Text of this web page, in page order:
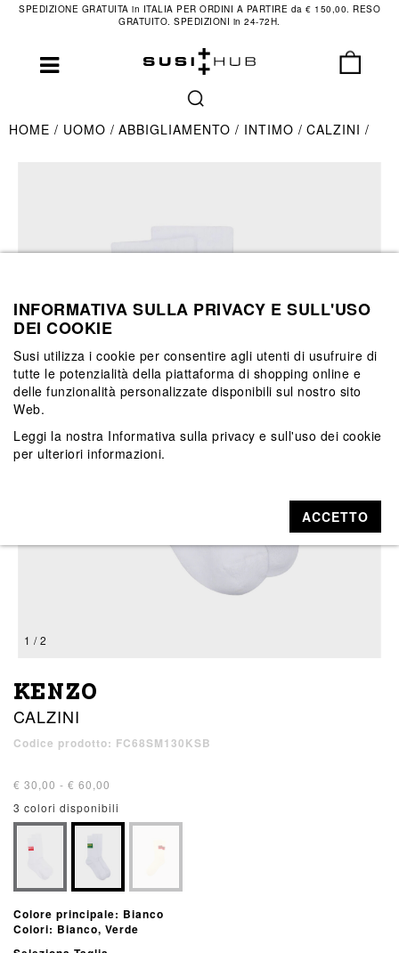
SPEDIZIONE GRATUITA in ITALIA PER ORDINI A PARTIRE da € 150,00. RESO
GRATUITO. SPEDIZIONI in 24-72H.
HOME UOMO ABBIGLIAMENTO INTIMO CALZINI
1 / 2
KENZO
CALZINI
Codice prodotto: FC68SM130KSB
€ 30,00 - € 60,00
3 colori disponibili
Colore principale: Bianco
Colori: Bianco, Verde
INFORMATIVA SULLA PRIVACY E SULL'USO
DEI COOKIE
Susi utilizza i cookie per consentire agli utenti di usufruire di
tutte le potenzialità della piattaforma di shopping online e
delle funzionalità personalizzate disponibili sul nostro sito
Web.
Leggi la nostra Informativa sulla privacy e sull'uso dei cookie
per ulteriori informazioni.
ACCETTO